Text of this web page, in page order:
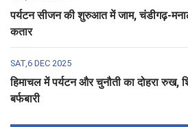
पर्यटन सीजन की शुरुआत में जाम, चंडीगढ़-
कतार
SAT,6 DEC 2025
हिमाचल में पर्यटन और चुनौती का दोहरा रुख,
बर्फबारी